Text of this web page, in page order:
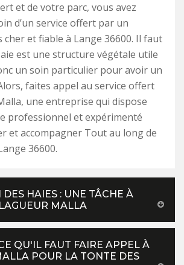
et de votre parc, vous avez
d’un service offert par un
cher et fiable à Lange 36600. Il faut
est une structure végétale utile
un soin particulier pour avoir un
faites appel au service offert
une entreprise qui dispose
professionnel et expérimenté
et accompagner Tout au long de
36600.
HAIES : UNE TÂCHE À
MALLA
QU'IL FAUT FAIRE APPEL À
POUR LA TONTE DES